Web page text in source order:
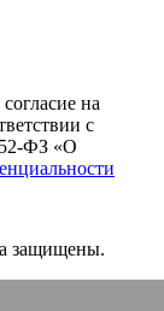
на
с
ФЗ «О
защищены.